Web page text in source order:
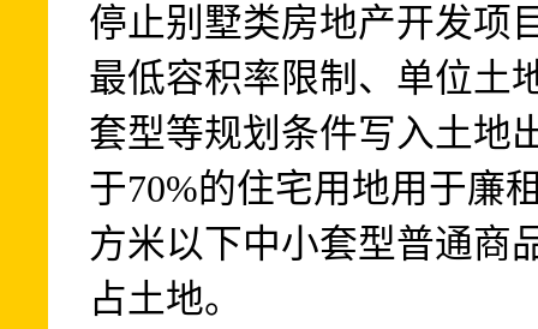
停止别墅类房地产开发项
最低容积率限制、单位土
套型等规划条件写入土地
于70%的住宅用地用于廉
方米以下中小套型普通商
占土地。